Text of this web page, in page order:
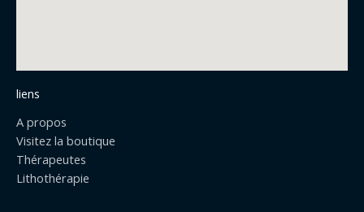
liens
A propos
Visitez la boutique
Thérapeutes
Lithothérapie